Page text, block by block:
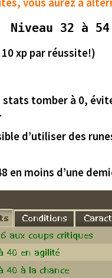
Niveau 32 à 54
xp par réussite!)
stats tomber à 0,
d’utiliser des
en moins d’une